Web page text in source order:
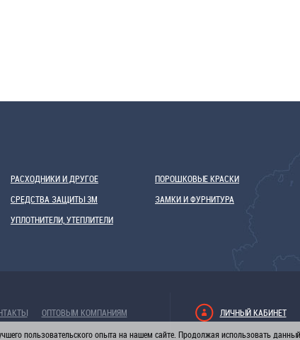
РАСХОДНИКИ И ДРУГОЕ
СРЕДСТВА ЗАЩИТЫ 3М
УПЛОТНИТЕЛИ, УТЕПЛИТЕЛИ
ПОРОШКОВЫЕ КРАСКИ
ЗАМКИ И ФУРНИТУРА
ОПТОВЫМ КОМПАНИЯМ ЛИЧНЫЙ КАБИНЕТ
пользовательского опыта на нашем сайте. Продолжая использовать